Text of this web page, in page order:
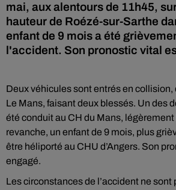
mai, aux alentours de 11h45,
hauteur de Roézé-sur-Sarthe
enfant de 9 mois a été
l'accident. Son pronostic vital
Deux véhicules sont entrés en collision,
Le Mans, faisant deux blessés. Un des
été conduit au CH du Mans, légèrement
revanche, un enfant de 9 mois, plus
être héliporté au CHU d’Angers. Son
engagé.
Les circonstances de l’accident ne sont